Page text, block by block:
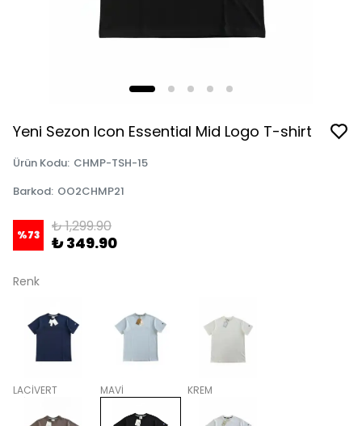
Yeni Sezon Icon Essential Mid Logo T-shirt
Ürün Kodu: CHMP-TSH-15
Barkod: OO2CHMP21
%73 ₺ 1,299.90
₺ 349.90
Renk
LACİVERT MAVİ KREM